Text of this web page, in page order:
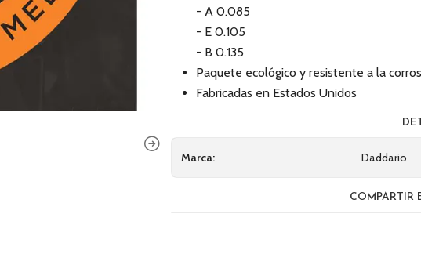
- A 0.085
- E 0.105
- B 0.135
Paquete ecológico y resistente a la
Fabricadas en Estados Unidos
Marca: Daddario
COMPARTIR